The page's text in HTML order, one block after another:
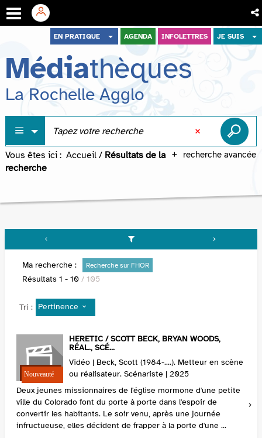
menu
contenu
recherche
EN PRATIQUE AGENDA INFOLETTRES JE SUIS
Médiathèques
La Rochelle Agglo
recherche avancée
Vous êtes ici : Accueil / Résultats de la
recherche
Ma recherche : Recherche sur FHOR
Résultats 1 - 10 / 105
Tri : Pertinence
HERETIC / SCOTT BECK, BRYAN WOODS,
RÉAL., SCÉ...
Vidéo | Beck, Scott (1984-....). Metteur en scène
ou réalisateur. Scénariste | 2025
Deux jeunes missionnaires de l'église mormone d'une petite
ville du Colorado font du porte à porte dans l'espoir de
convertir les habitants. Le soir venu, après une journée
infructueuse, elles décident de frapper à la porte d'une ...